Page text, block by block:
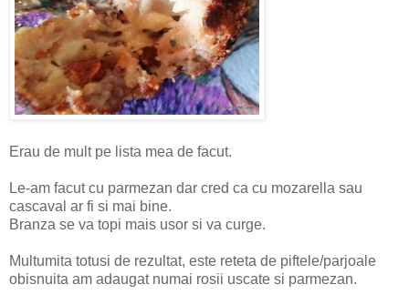
Erau de mult pe lista mea de facut.
Le-am facut cu parmezan dar cred ca cu mozarella sau
cascaval ar fi si mai bine.
Branza se va topi mais usor si va curge.
Multumita totusi de rezultat, este reteta de piftele/parjoale
obisnuita am adaugat numai rosii uscate si parmezan.